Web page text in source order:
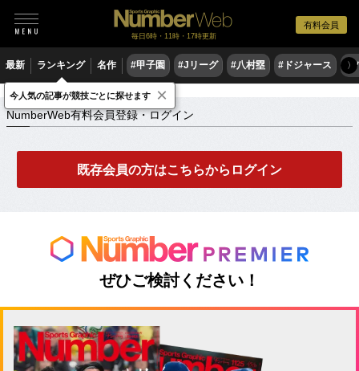
有料会員
毎日6時・11時・17時更新
最新 ランキング 名作 #甲子園 #Jリーグ #八村塁 #ドジャース #
〉
NumberWeb有料会員登録・ログイン
NumberWeb有料会員登録・ログイン
既存会員の方はこちらからログイン
ぜひご検討ください！
今人気の記事が競技ごとに探せます ×